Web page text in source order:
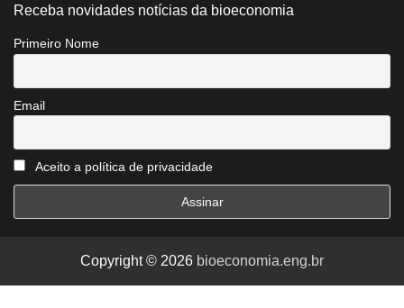
Receba novidades notícias da bioeconomia
Primeiro Nome
Email
Aceito a política de privacidade
Copyright © 2026 bioeconomia.eng.br